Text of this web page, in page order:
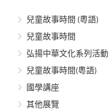
兒童故事時間 (粵語)
兒童故事時間
弘揚中華文化系列活動
兒童故事時間(粵語)
國學講座
其他展覽